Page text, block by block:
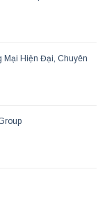
Mại Hiện Đại, Chuyên